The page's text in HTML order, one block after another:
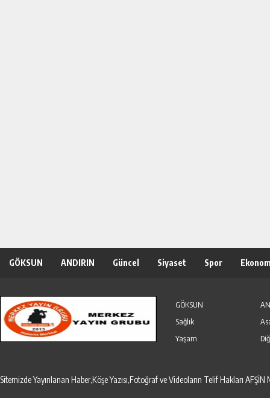
GÖKSUN ANDIRIN Güncel Siyaset Spor
GÖKSUN
Sağlık
Yaşam
Sitemizde Yayınlanan Haber,Köşe Yazısı,Fotoğraf ve Videoların Telif Hakları